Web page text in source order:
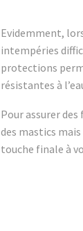
Evidemment,
intempéries
protections
résistantes à
Pour assurer
des mastics
touche finale à